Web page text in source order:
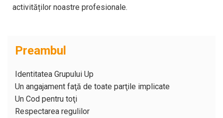
activităților noastre profesionale.
Preambul
Identitatea Grupului Up
Un angajament faţă de toate parţile implicate
Un Cod pentru toţi
Respectarea regulilor